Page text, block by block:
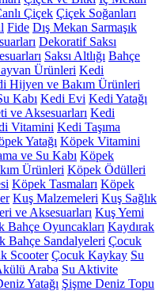
Çiçek Çiçek Soğanları
Fide Dış Mekan Sarmaşık
Dekoratif Saksı
Saksı Altlığı Bahçe
Ürünleri Kedi
Hijyen ve Bakım Ürünleri
Kabı Kedi Evi Kedi Yatağı
ve Aksesuarları Kedi
Vitamini Kedi Taşıma
Yatağı Köpek Vitamini
ve Su Kabı Köpek
Ürünleri Köpek Ödülleri
Köpek Tasmaları Köpek
Kuş Malzemeleri Kuş Sağlık
ve Aksesuarları Kuş Yemi
Bahçe Oyuncakları Kaydırak
Bahçe Sandalyeleri Çocuk
Scooter Çocuk Kaykay Su
Araba Su Aktivite
Yatağı Şişme Deniz Topu